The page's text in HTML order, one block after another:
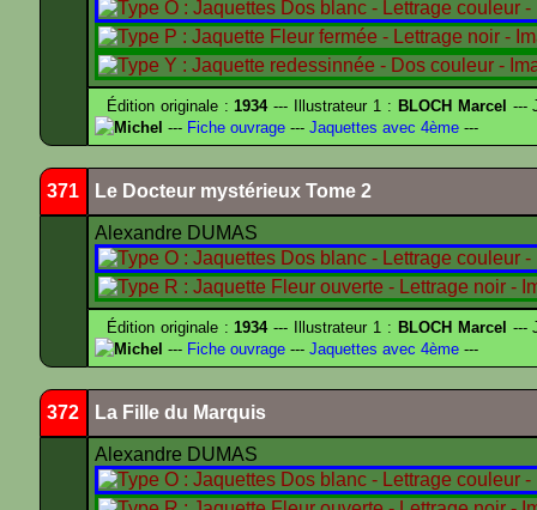
Édition originale :1934--- Illustrateur 1 : BLOCH Marcel ---
Michel --- Fiche ouvrage --- Jaquettes avec 4ème ---
371 Le Docteur mystérieux Tome 2
Alexandre DUMAS
Édition originale :1934--- Illustrateur 1 : BLOCH Marcel ---
Michel --- Fiche ouvrage --- Jaquettes avec 4ème ---
372 La Fille du Marquis
Alexandre DUMAS